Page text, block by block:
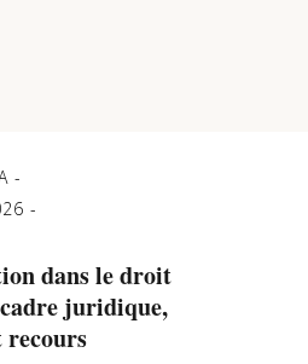
dans le droit
juridique,
recours